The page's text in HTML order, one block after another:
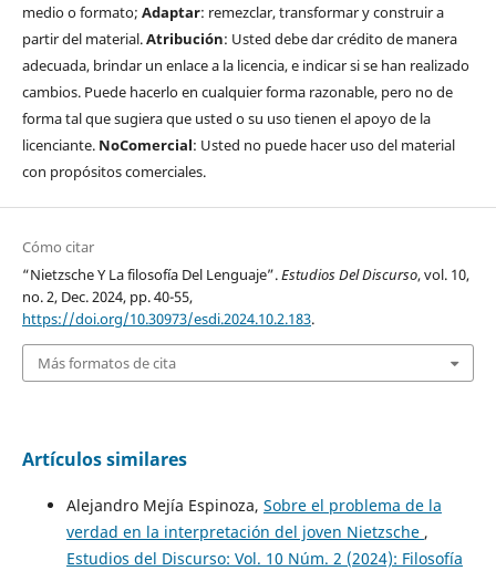
medio o formato; Adaptar: remezclar, transformar y construir a
partir del material.Atribución: Usted debe dar crédito de manera
adecuada, brindar un enlace a la licencia, e indicar si se han realizado
cambios. Puede hacerlo en cualquier forma razonable, pero no de
forma tal que sugiera que usted o su uso tienen el apoyo de la
licenciante. NoComercial: Usted no puede hacer uso del material
con propósitos comerciales.
Cómo citar
“Nietzsche Y La filosofía Del Lenguaje”.Estudios Del Discurso, vol. 10,
no. 2, Dec. 2024, pp. 40-55,
https://doi.org/10.30973/esdi.2024.10.2.183.
Más formatos de cita
Artículos similares
Alejandro Mejía Espinoza, Sobre el problema de la
verdad en la interpretación del joven Nietzsche ,
Estudios del Discurso: Vol. 10 Núm. 2 (2024): Filosofía